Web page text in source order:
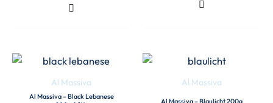
Al Massiva
Al Massiva – Black Lebanese
Plage
prix :
CHF39.90
Ce
a
Al Massiva
Al Massiva – Blaulicht 200g